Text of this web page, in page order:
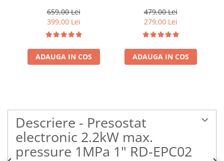
turbine, cablu de
alimentare 15 metri
659,00 Lei
399,00 Lei
ADAUGA IN COS
479,00 Lei
279,00 Lei
ADAUGA IN COS
Descriere - Presostat
electronic 2.2kW max.
pressure 1MPa 1" RD-EPC02